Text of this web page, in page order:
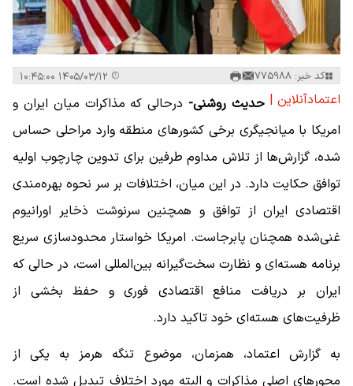
کد خبر: 775988
اعتمادآنلاین | حدیث روشنی- درحالی که مذاکرات میان ایران و
امریکا با میانجیگری برخی کشورهای منطقه وارد مراحلی حساس
شده، گزارش‌ها از تلاش مداوم طرفین برای تدوین چارچوب اولیه
توافق حکایت دارد. در این میان، اختلافات بر سر نحوه بهره‌مندی
اقتصادی ایران از توافق و همچنین سرنوشت ذخایر اورانیوم
غنی‌شده همچنان پابرجاست. امریکا خواستار محدودسازی سریع
برنامه هسته‌ای و نظارت سخت‌گیرانه بین‌المللی است، در حالی که
ایران بر دریافت منافع اقتصادی فوری و حفظ بخشی از
ظرفیت‌های هسته‌ای خود تاکید دارد.
به گزارش اعتماد، همزمان، موضوع تنگه هرمز به یکی از
محورهای اصلی مذاکرات و البته مورد اختلاف تبدیل شده است.